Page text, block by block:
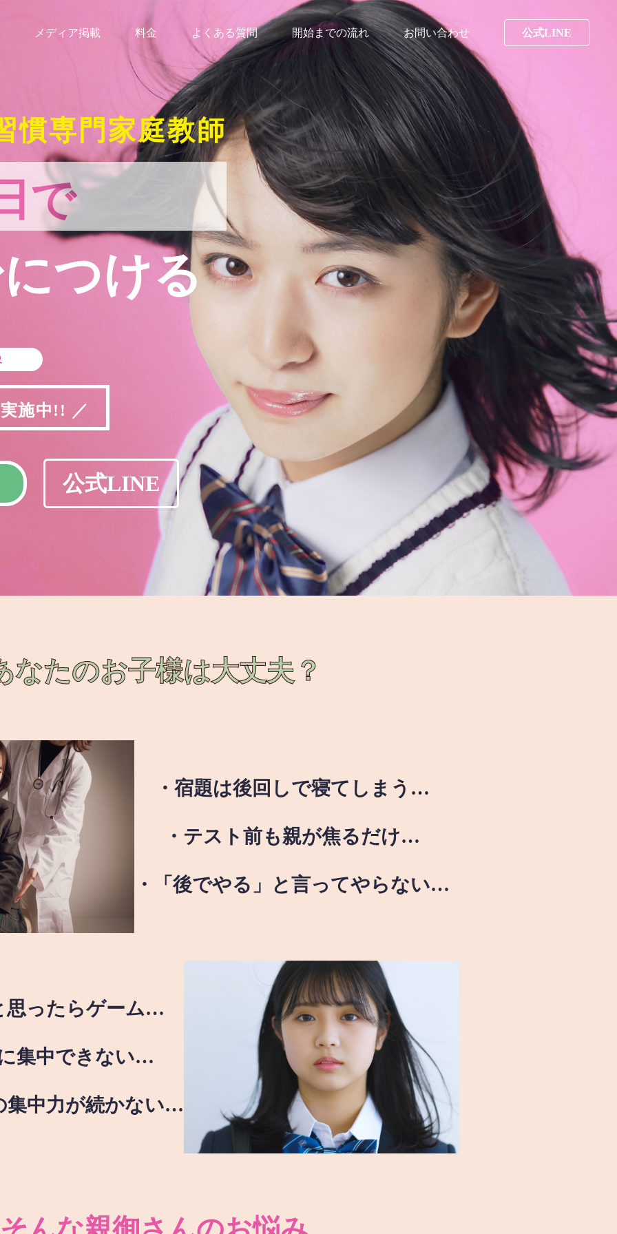
メディア掲載 料金 よくある質問 開始までの流れ お問い合わせ 公式LINE
慣専門家庭教師
で
つける
施中!! ／
公式LINE
なたのお子様は大丈夫？
・宿題は後回しで寝てしまう…
・テスト前も親が焦るだけ…
・「後でやる」と言ってやらない…
思ったらゲーム…
集中できない…
集中力が続かない…